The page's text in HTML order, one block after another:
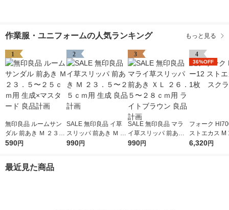
作業服・ユニフォームの人気ランキング もっと見る
1
無印良品 ルームサン
ダル 前あき Ｍ ２３．
５〜２５ｃｍ用 生成×
590円
2
SALE 無印良品 イ草
スリッパ 前あき Ｍ ２
３．５〜２５ｃｍ用
990円
3
SALE 無印良品 マラ
イ草スリッパ 前あき
ＸＬ ２６．５〜２８
990円
4
36%OFF
フォーク
ストエカス
クラブ
6,320円
最近見た商品